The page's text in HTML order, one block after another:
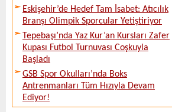
Eskişehir’de Hedef Tam İsabet: Atıcılık
Branşı Olimpik Sporcular Yetiştiriyor
Tepebaşı’nda Yaz Kur’an Kursları Zafer
Kupası Futbol Turnuvası Coşkuyla
Başladı
GSB Spor Okulları’nda Boks
Antrenmanları Tüm Hızıyla Devam
Ediyor!